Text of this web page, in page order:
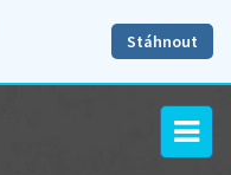
Stáhnout